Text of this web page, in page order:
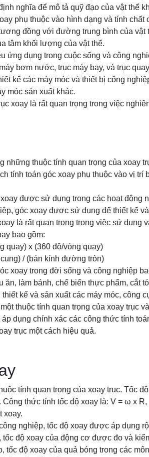
nghĩa để mô tả quỹ đạo của vật thể
phụ thuộc vào hình dạng và tính
đồng với đường trung bình của
tâm khối lượng của vật thể.
ứng dụng trong cuộc sống và công
bơm nước, trục máy bay, và trục
kế các máy móc và thiết bị công
móc sản xuất khác.
xoay là rất quan trọng trong việc
những thuộc tính quan trọng của xoay
tính toán góc xoay phụ thuộc vào vị
được sử dụng trong các hoạt động
góc xoay được sử dụng để thiết kế
là rất quan trọng trong việc sử dụng
bao gồm:
quay) x (360 độ/vòng quay)
/ (bán kính đường tròn)
xoay trong đời sống và công nghiệp
ăn, làm bánh, chế biến thực phẩm, cắt
kế và sản xuất các máy móc, công
thuộc tính quan trọng của xoay trục
dụng chính xác các công thức tính
trục một cách hiệu quả.
tính quan trọng của xoay trục. Tốc
thức tính tốc độ xoay là: V = ω x
xoay.
nghiệp, tốc độ xoay được áp dụng
tốc độ xoay của động cơ được đo và
tốc độ xoay của quả bóng trong các